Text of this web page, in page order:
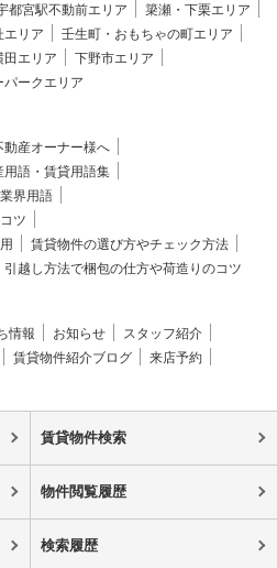
都宮駅不動前エリア
簗瀬・下栗エリア
エリア
壬生町・おもちゃの町エリア
田エリア
下野市エリア
パークエリア
動産オーナー様へ
用語・賃貸用語集
界用語
ツ
賃貸物件の選び方やチェック方法
引越し方法で梱包の仕方や荷造りのコツ
情報 お知らせ
スタッフ紹介
賃貸物件紹介ブログ
来店予約
賃貸物件検索
物件閲覧履歴
検索履歴